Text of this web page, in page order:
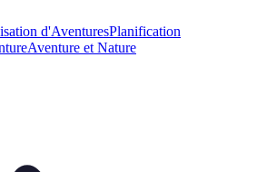
d'AventuresPlanification
Aventure et Nature